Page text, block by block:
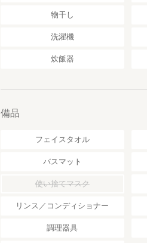
・最寄りのスーパーまで車で約10分
＊比較的近くにコンビニやスーパー
https://tabelog.com/miyazaki/
るお食事どころです
なんと！嬉しいことにバイキング形
（車で10分程度）
・もろっこはうす
諸塚村でお土産を買おうと思ったらこ
物干し
洗濯機
炊飯器
備品
フェイスタオル
バスマット
使い捨てマスク
リンス／コンディショナー
調理器具